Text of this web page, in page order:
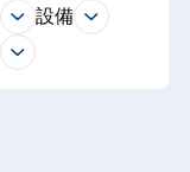
設備